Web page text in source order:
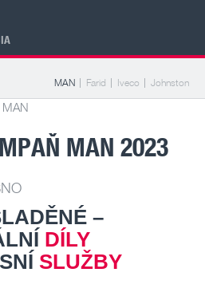
MAN Farid Iveco Johnston
MAN
MAN 2023
–
DÍLY
SLUŽBY